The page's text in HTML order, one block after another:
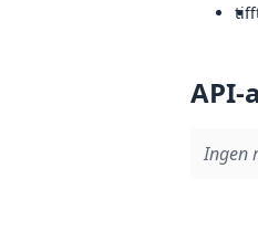
tiff
API-
Ingen